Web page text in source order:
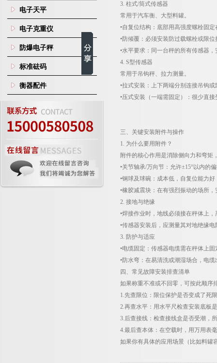
电子天平
电子克重仪
防爆电子秤
标准砝码
衡器配件
3. 柱式/筒式传感器
常用于汽车衡、大型料罐。
•自复位结构：底部用高强度螺栓固
•防倾覆：必须安装防过载螺栓或限
•水平要求：同一台秤的所有传感器
4. S型传感器
常用于吊钩秤、拉力测量。
•拉式安装：上下两端分别连接吊钩
•压式安装（一端需固定）：很少直
三、关键安装附件与操作
1. 为什么要用附件？
附件的核心作用是消除侧向力和弯矩
•关节轴承/万向节：允许±15°以内的
•钢球及球碗：成本低，自复位能力
•橡胶减震块：在有强烈振动的场所
2. 接地与绝缘
•焊接作业时，地线必须接在秤体上
•传感器安装后，应测量其对地绝缘
3. 防护与适应
•电缆固定：传感器电缆需在秤体上
•防水弯：在易清洗或潮湿场合，电
四、常见故障安装排查清单
如果称重不准或不回零，可按此顺序
1.先查限位：限位保护是否变成了死
2.再查水平：用水平尺检查安装底板
3.后查接线：检查接线盒是否受潮，
4.最后查本体：在空载时，用万用表
如果你有具体的应用场景（比如料罐